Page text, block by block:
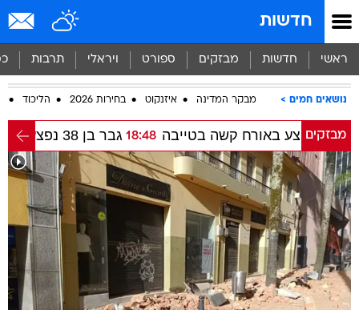
חדשות
ראשי חדשות מבזקים ספורט ויראלי תרבות
נושאים חמים מבקר המדינה איזנקוט בחירות 2026 הליכוד
מבזקים 18:48 גבר בן 38 נפצע באורח קשה בסמוך למגדל העמק